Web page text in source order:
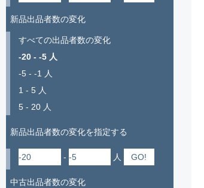
新品出品者数の変化
すべての出品者数の変化
-20 - -5 人
-5 - -1 人
1 - 5 人
5 - 20 人
新品出品者数の変化を指定する
- 人
中古出品者数の変化